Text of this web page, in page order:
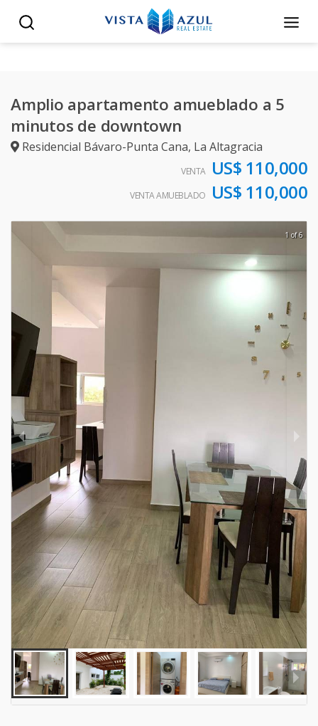
Amplio apartamento amueblado a 5
minutos de downtown
Residencial Bávaro-Punta Cana, La Altagracia
VENTA US$ 110,000
VENTA AMUEBLADO US$ 110,000
1 of 6